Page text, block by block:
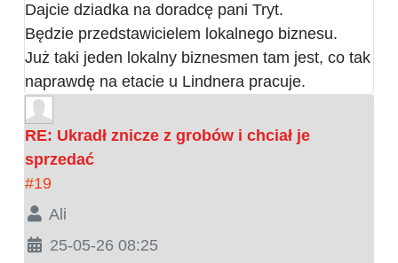
Dajcie dziadka na doradcę pani Tryt.
Będzie przedstawicielem lokalnego biznesu.
Już taki jeden lokalny biznesmen tam jest, co tak
naprawdę na etacie u Lindnera pracuje.
RE: Ukradł znicze z grobów i chciał je
sprzedać
#19
Ali
25-05-26 08:25